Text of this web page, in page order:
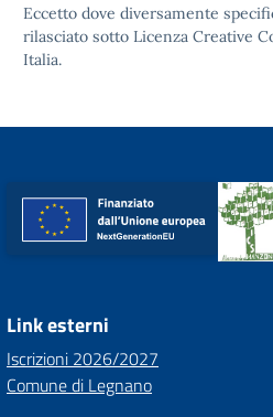
Eccetto dove diversamente
rilasciato sotto Licenza Creative
Italia.
Link esterni
Iscrizioni 2026/2027
Comune di Legnano